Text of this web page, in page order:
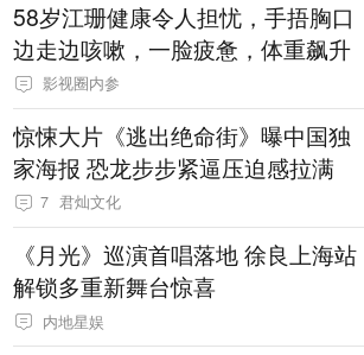
58岁江珊健康令人担忧，手捂胸口
边走边咳嗽，一脸疲惫，体重飙升
影视圈内参
惊悚大片《逃出绝命街》曝中国独
家海报 恐龙步步紧逼压迫感拉满
7 君灿文化
《月光》巡演首唱落地 徐良上海站
解锁多重新舞台惊喜
内地星娱